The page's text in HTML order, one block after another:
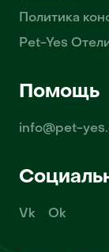
Политика
Pet-Yes
Помощь
info@pet-
Vk Ok